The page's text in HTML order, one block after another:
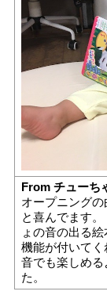
From チューち
オープニング
と喜んでます
ょの音の出る
機能が付いて
音でも楽しめ
た。